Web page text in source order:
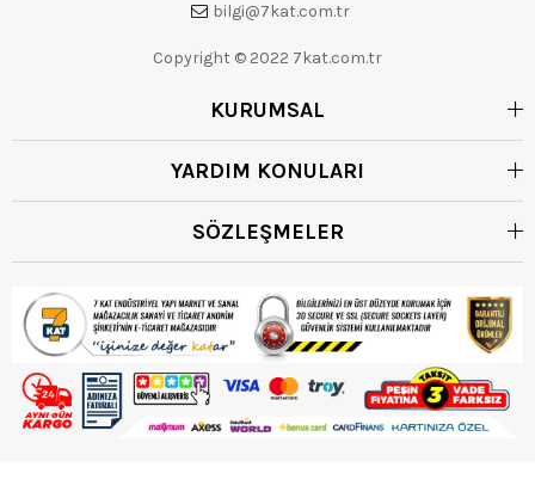
bilgi@7kat.com.tr
Copyright © 2022 7kat.com.tr
KURUMSAL
YARDIM KONULARI
SÖZLEŞMELER